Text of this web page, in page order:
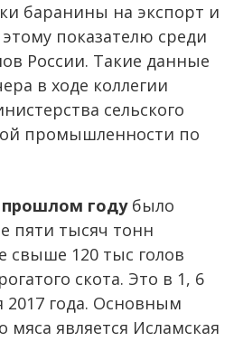
баранины на экспорт и
показателю среди
России. Такие данные
в ходе коллегии
сельского
промышленности по
прошлом годубыло
пяти тысяч тонн
свыше 120 тыс голов
скота. Это в 1, 6
года. Основным
мяса является Исламская